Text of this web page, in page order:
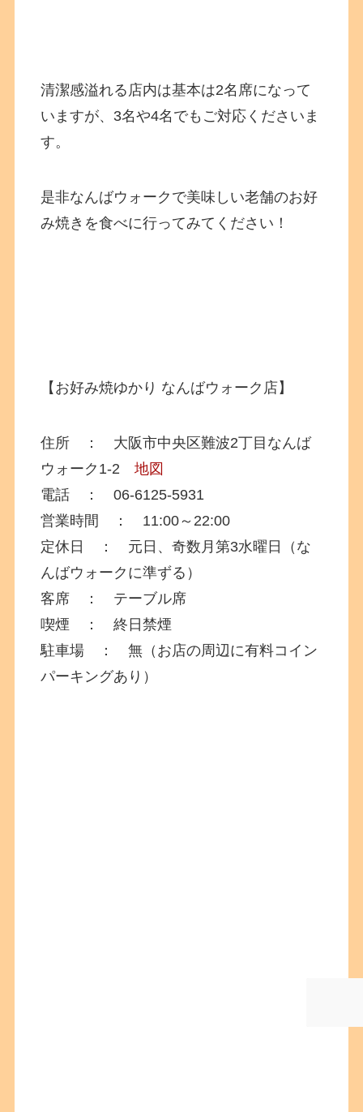
清潔感溢れる店内は基本は2名席になって
いますが、3名や4名でもご対応くださいま
す。
是非なんばウォークで美味しい老舗のお好
み焼きを食べに行ってみてください！
【お好み焼ゆかり なんばウォーク店】
住所 ： 大阪市中央区難波2丁目なんば
ウォーク1-2地図
電話 ： 06-6125-5931
営業時間 ： 11:00～22:00
定休日 ： 元日、奇数月第3水曜日（な
んばウォークに準ずる）
客席 ： テーブル席
喫煙 ： 終日禁煙
駐車場 ： 無（お店の周辺に有料コイン
パーキングあり）